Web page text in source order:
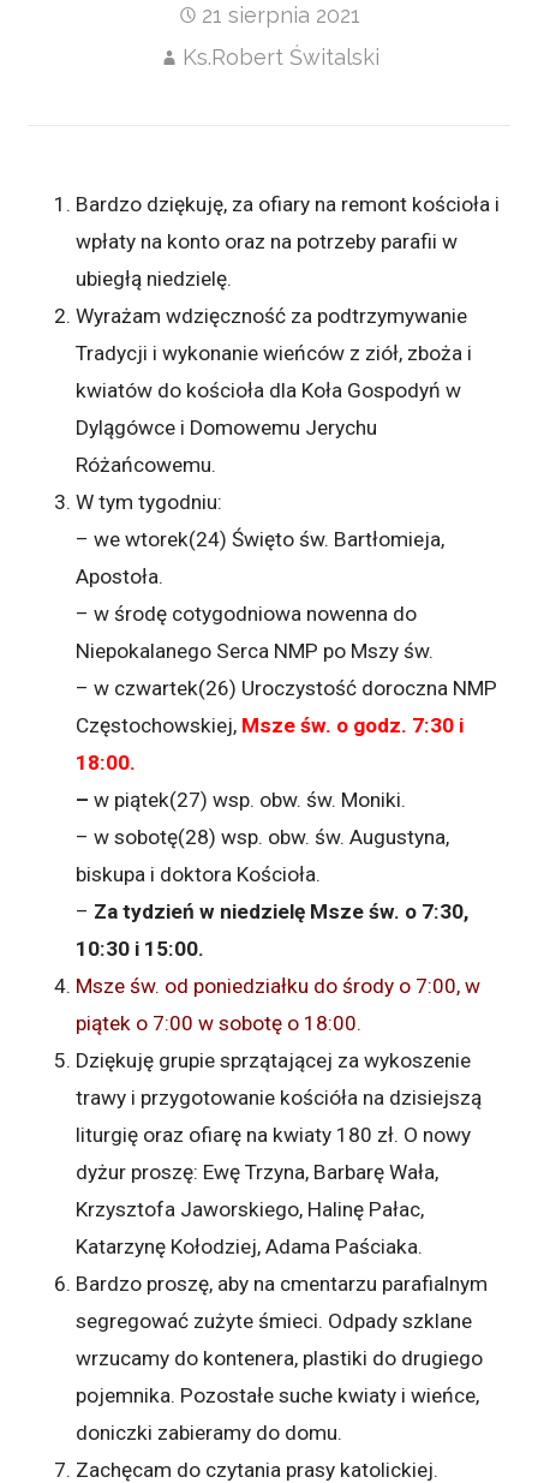
21 sierpnia 2021
Ks.Robert Świtalski
Bardzo dziękuję, za ofiary na remont kościoła i
wpłaty na konto oraz na potrzeby parafii w
ubiegłą niedzielę.
Wyrażam wdzięczność za podtrzymywanie
Tradycji i wykonanie wieńców z ziół, zboża i
kwiatów do kościoła dla Koła Gospodyń w
Dylągówce i Domowemu Jerychu
Różańcowemu.
W tym tygodniu:
– we wtorek(24) Święto św. Bartłomieja,
Apostoła.
– w środę cotygodniowa nowenna do
Niepokalanego Serca NMP po Mszy św.
– w czwartek(26) Uroczystość doroczna NMP
Częstochowskiej, Msze św. o godz. 7:30 i
18:00.
–w piątek(27) wsp. obw. św. Moniki.
– w sobotę(28) wsp. obw. św. Augustyna,
biskupa i doktora Kościoła.
– Za tydzień w niedzielę Msze św. o 7:30,
10:30 i 15:00.
Msze św. od poniedziałku do środy o 7:00, w
piątek o 7:00 w sobotę o 18:00.
Dziękuję grupie sprzątającej za wykoszenie
trawy i przygotowanie kościóła na dzisiejszą
liturgię oraz ofiarę na kwiaty 180 zł. O nowy
dyżur proszę: Ewę Trzyna, Barbarę Wała,
Krzysztofa Jaworskiego, Halinę Pałac,
Katarzynę Kołodziej, Adama Paściaka.
Bardzo proszę, aby na cmentarzu parafialnym
segregować zużyte śmieci. Odpady szklane
wrzucamy do kontenera, plastiki do drugiego
pojemnika. Pozostałe suche kwiaty i wieńce,
doniczki zabieramy do domu.
Zachęcam do czytania prasy katolickiej.